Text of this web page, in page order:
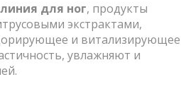
для ног, продукты
экстрактами,
и витализирующее
увлажняют и